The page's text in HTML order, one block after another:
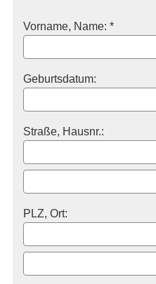
Vorname, Name: *
Geburts­datum:
Straße, Hausnr.:
PLZ, Ort: